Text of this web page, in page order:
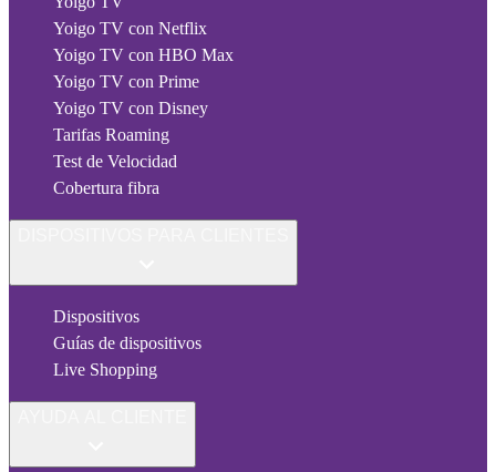
Yoigo TV con Netflix
Yoigo TV con HBO Max
Yoigo TV con Prime
Yoigo TV con Disney
Tarifas Roaming
Test de Velocidad
Cobertura fibra
Dispositivos
Guías de dispositivos
Live Shopping